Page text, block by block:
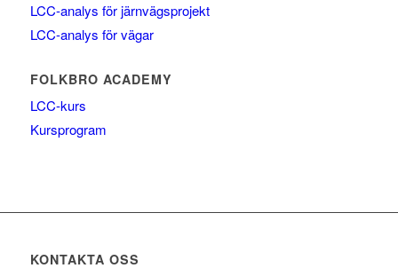
LCC-analys för järnvägsprojekt
LCC-analys för vägar
FOLKBRO ACADEMY
LCC-kurs
Kursprogram
KONTAKTA OSS